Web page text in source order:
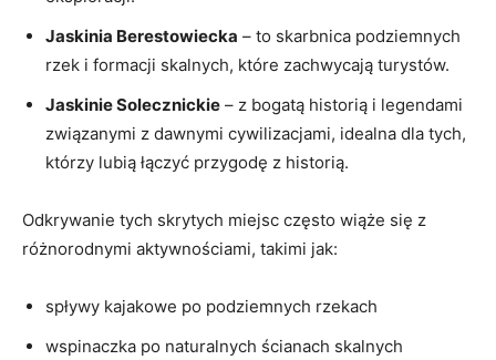
Jaskinia⁣ Berestowiecka – ⁣to skarbnica podziemnych
rzek‌ i formacji skalnych, które⁤ zachwycają turystów.
Jaskinie Solecznickie – z bogatą ​historią i legendami
związanymi z dawnymi cywilizacjami, idealna dla tych,
którzy​ lubią łączyć przygodę z historią.
Odkrywanie tych skrytych miejsc często wiąże się⁢ z
różnorodnymi ⁤aktywnościami, takimi jak:
spływy kajakowe po podziemnych rzekach
wspinaczka po ‌naturalnych ‌ścianach ‍skalnych